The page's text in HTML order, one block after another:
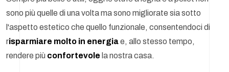
sono più quelle di una volta ma sono migliorate sia sotto
l'aspetto estetico che quello funzionale, consentendoci di
risparmiare molto in energiae, allo stesso tempo,
rendere più confortevole la nostra casa.